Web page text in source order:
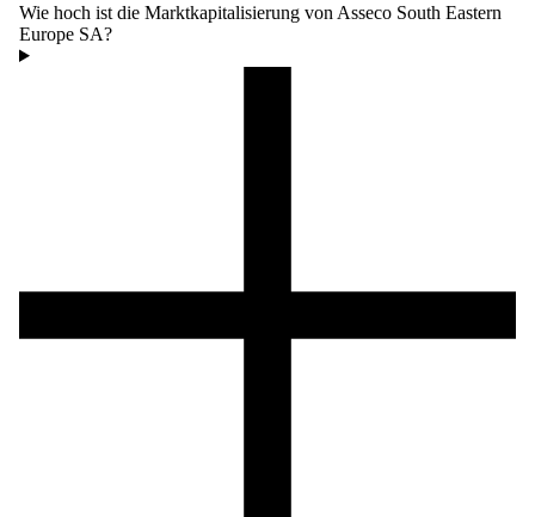
Wie hoch ist die Marktkapitalisierung von Asseco South Eastern
Europe SA?